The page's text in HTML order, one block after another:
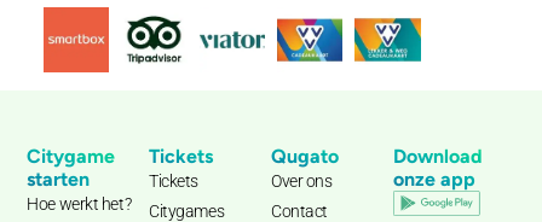
Citygame
starten
Hoe werkt het?
Tickets
Tickets
Citygames
Qugato
Over ons
Contact
Download
onze app